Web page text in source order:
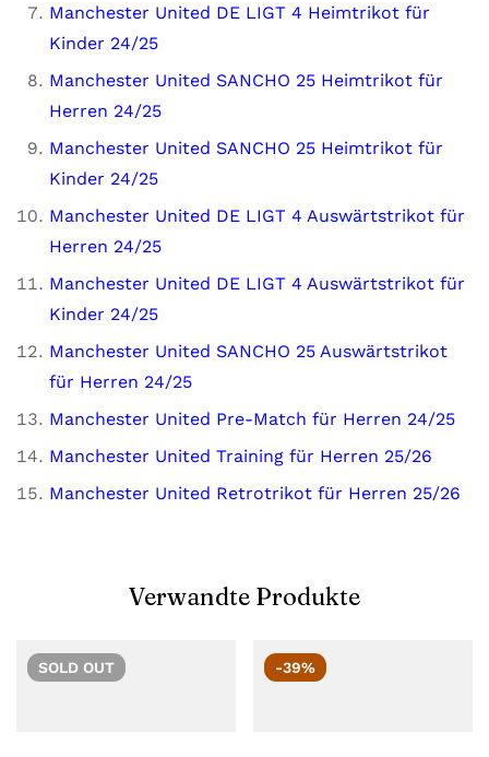
Manchester United DE LIGT 4 Heimtrikot für
Kinder 24/25
Manchester United SANCHO 25 Heimtrikot für
Herren 24/25
Manchester United SANCHO 25 Heimtrikot für
Kinder 24/25
Manchester United DE LIGT 4 Auswärtstrikot für
Herren 24/25
Manchester United DE LIGT 4 Auswärtstrikot für
Kinder 24/25
Manchester United SANCHO 25 Auswärtstrikot
für Herren 24/25
Manchester United Pre-Match für Herren 24/25
Manchester United Training für Herren 25/26
Manchester United Retrotrikot für Herren 25/26
Verwandte Produkte
SOLD OUT -39%